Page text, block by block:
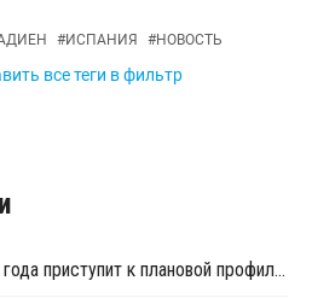
#ИСПАНИЯ #НОВОСТЬ
все теги в фильтр
ELIX Polymers в мае 2022 года приступит к плановой профилактике на заводе АБС в Испании